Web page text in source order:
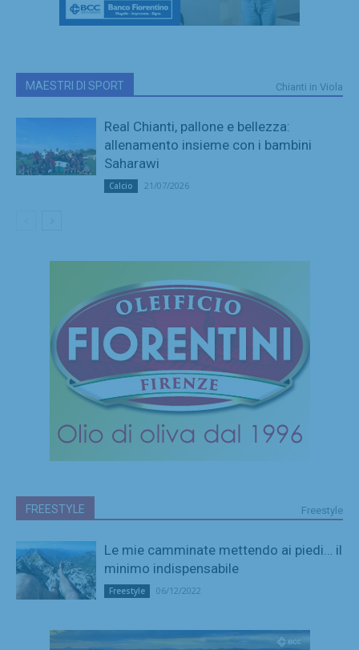
MAESTRI DI SPORT Chianti in Viola
Real Chianti, pallone e bellezza:
allenamento insieme con i bambini
Saharawi
Calcio 21/07/2026
FREESTYLE Freestyle
Le mie camminate mettendo ai piedi… il
minimo indispensabile
Freestyle 06/12/2022